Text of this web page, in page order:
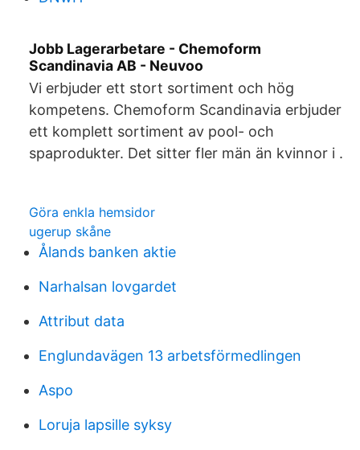
Jobb Lagerarbetare - Chemoform
Scandinavia AB - Neuvoo
Vi erbjuder ett stort sortiment och hög
kompetens. Chemoform Scandinavia erbjuder
ett komplett sortiment av pool- och
spaprodukter. Det sitter fler män än kvinnor i .
Göra enkla hemsidor
ugerup skåne
Ålands banken aktie
Narhalsan lovgardet
Attribut data
Englundavägen 13 arbetsförmedlingen
Aspo
Loruja lapsille syksy